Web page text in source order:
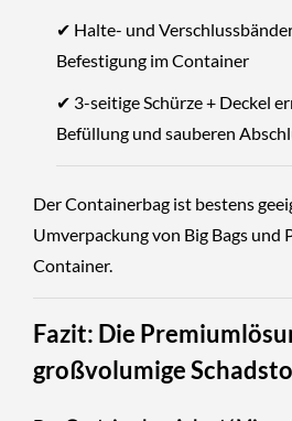
✔ Halte- und
Befestigung im Container
✔ 3-seitige Schürze + Deckel
Befüllung und sauberen
Der Containerbag ist bestens
Umverpackung von Big Bags und
Container.
Fazit: Die
großvolumige